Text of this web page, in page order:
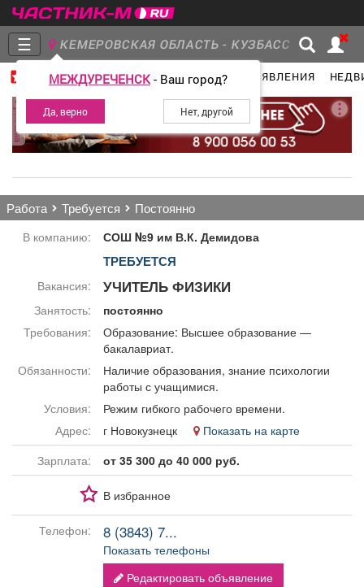
☰ КЕМЕРОВСКАЯ ОБЛАСТЬ - КУЗБАСС
МЕЖДУРЕЧЕНСК- Ваш город?
ГЛАВНАЯ ГРУППЫ НОВОСТИ ОБЪЯВЛЕНИЯ
Главная
Группы Новости
Работа Транспорт
Афиша Обучение Проекты
Товары Поздравления
Я - пенсионер
реклама
работа требуется постоянно
В компанию: СОШ №9 им В.К. Демидова
ТРЕБУЕТСЯ
Вакансия: УЧИТЕЛЬ ФИЗИКИ
Занятость:
постоянно
Требования:
Образование: Высшее образование —
бакалавриат.
Обязанности:
Наличие образования, знание психологии
работы с учащимися.
Условия:
Режим гибкого рабочего времени.
Адрес:
г Новокузнецк
Показать на карте
Зарплата:
от 35 300 до 40 000 руб.
В избранное
Телефон: 8 (3843) 7...
Показать телефоны
Редактировать объявление